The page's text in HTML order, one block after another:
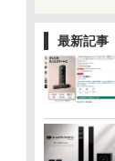
最新記事